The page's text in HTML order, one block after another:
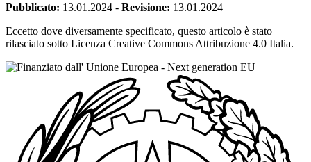
Pubblicato: 13.01.2024 - Revisione: 13.01.2024
Eccetto dove diversamente specificato, questo articolo è stato
rilasciato sotto Licenza Creative Commons Attribuzione 4.0 Italia.